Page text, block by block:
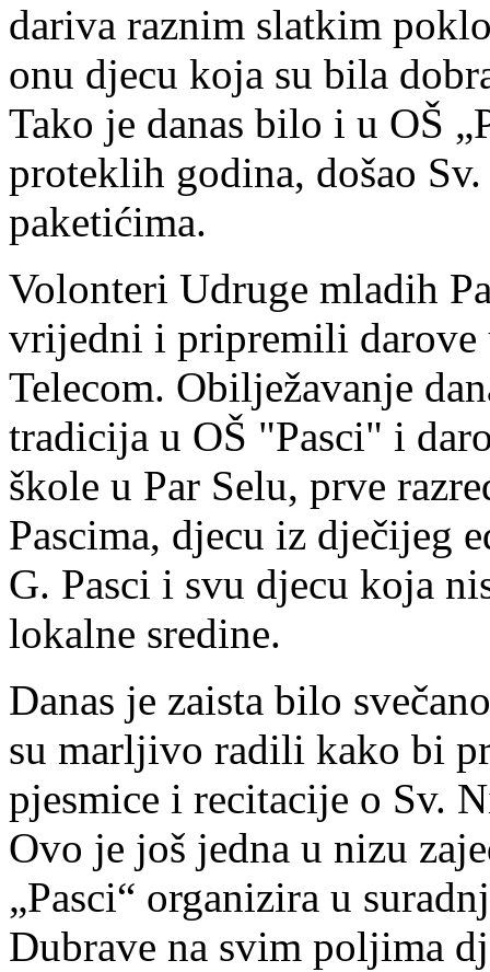
dariva raznim slatkim
onu djecu koja su bila
Tako je danas bilo i u OŠ
proteklih godina, došao
paketićima.
Volonteri Udruge mladih
vrijedni i pripremili darove
Telecom. Obilježavanje
tradicija u OŠ "Pasci" i
škole u Par Selu, prve
Pascima, djecu iz dječijeg
G. Pasci i svu djecu koja
lokalne sredine.
Danas je zaista bilo
su marljivo radili kako bi
pjesmice i recitacije o Sv.
Ovo je još jedna u nizu
„Pasci“ organizira u
Dubrave na svim poljima